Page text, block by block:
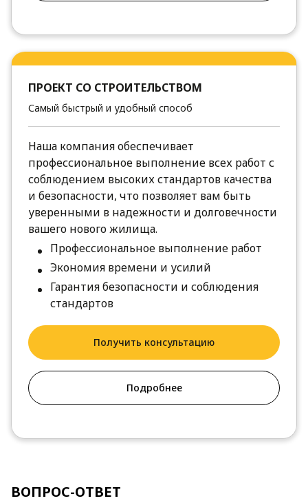
ПРОЕКТ СО СТРОИТЕЛЬСТВОМ
Самый быстрый и удобный способ
Наша компания обеспечивает
профессиональное выполнение всех работ с
соблюдением высоких стандартов качества
и безопасности, что позволяет вам быть
уверенными в надежности и долговечности
вашего нового жилища.
Профессиональное выполнение работ
Экономия времени и усилий
Гарантия безопасности и соблюдения
стандартов
Получить консультацию
Подробнее
ВОПРОС-ОТВЕТ